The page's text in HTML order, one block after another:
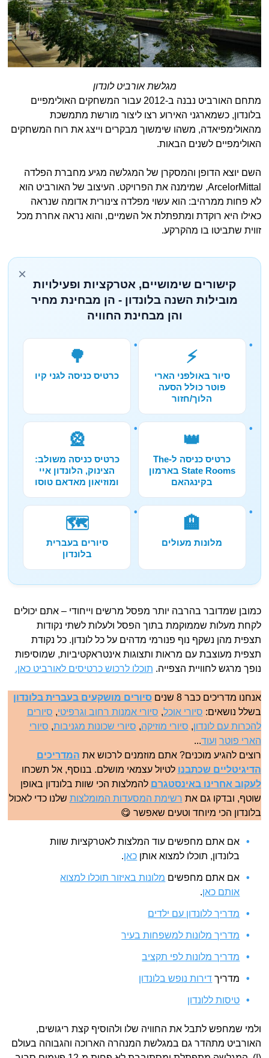
מגלשת אורביט לונדון
מתחם האורביט נבנה ב-2012 עבור המשחקים האולימפיים
בלונדון, כשמארגני האירוע רצו ליצור מורשת מתמשכת
מהאולימפיאדה, משהו שימשוך מבקרים וייצג את רוח המשחקים
האולימפיים לשנים הבאות.
השם יוצא הדופן והמסקרן של המגלשה מגיע מחברת הפלדה
ArcelorMittal, שמימנה את הפרויקט. העיצוב של האורביט הוא
לא פחות ממרהיב: הוא עשוי מפלדה צינורית אדומה שנראה
כאילו היא רוקדת ומתפתלת אל השמיים, והוא נראה אחרת מכל
זווית שתביטו בו מהקרקע.
×
קישורים שימושיים, אטרקציות ופעילויות
מובילות השנה בלונדון - הן מבחינת מחיר
והן מבחינת החוויה
⚡
סיור באולפני הארי
פוטר כולל הסעה
הלוך/חזור
🌳
כרטיס כניסה לגני קיו
👑
כרטיס כניסה ל-The
State Rooms בארמון
בקינגהאם
🎡
כרטיס כניסה משולב:
הצינוק, הלונדון איי
ומוזיאון מאדאם טוסו
🏨
מלונות מעולים
🗺️
סיורים בעברית
בלונדון
כמובן שמדובר בהרבה יותר מפסל מרשים וייחודי – אתם יכולים
לקחת מעלות שממוקמת בתוך הפסל ולעלות לשתי נקודות
תצפית מהן נשקף נוף פנורמי מדהים על כל לונדון. כל נקודת
תצפית מעוצבת עם מראות ותצוגות אינטראקטיביות, שמוסיפות
נופך מרגש לחוויית הצפייה. תוכלו לרכוש כרטיסים לאורביט כאן.
אנחנו מדריכים כבר 8 שנים
סיורים מושקעים בעברית בלונדון
בשלל נושאים: סיורי אוכל, סיורי אמנות רחוב וגרפיטי, סיורים
להכרות עם לונדון, סיורי מוזיקה, סיורי שכונות מגניבות, סיורי
הארי פוטר ועוד...
רוצים להגיע מוכנים? אתם מוזמנים לרכוש את המדריכים
הדיגיטליים שכתבנו לטיול עצמאי מושלם. בנוסף, אל תשכחו
לעקוב אחרינו באינסטגרם להמלצות הכי שוות בלונדון באופן
שוטף, ובדקו גם את רשימת המסעדות המומלצות שלנו כדי לאכול
בלונדון הכי מיוחד וטעים שאפשר 😋
אם אתם מחפשים עוד המלצות לאטרקציות שוות
בלונדון, תוכלו למצוא אותן כאן.
אם אתם מחפשים מלונות באיזור תוכלו למצוא
אותם כאן.
מדריך ללונדון עם ילדים
מדריך מלונות למשפחות בעיר
מדריך מלונות לפי תקציב
מדריך דירות נופש בלונדון
טיסות ללונדון
ולמי שמחפש לתבל את החוויה שלו ולהוסיף קצת ריגושים,
האורביט מתהדר גם במגלשת המנהרה הארוכה והגבוהה בעולם